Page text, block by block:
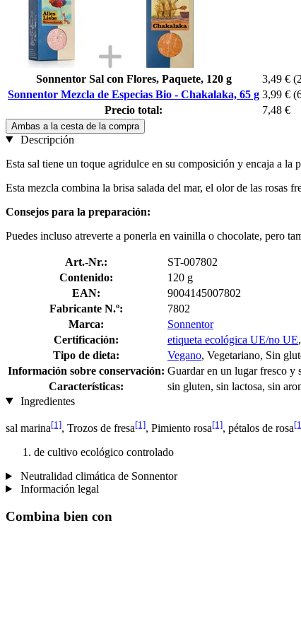
Sonnentor Sal con Flores, Paquete, 120 g 3,49 €
Sonnentor Mezcla de Especias Bio - Chakalaka, 65 g 3,99 €
Precio total:
7,48 €
Ambas a la cesta de la compra
Descripción
Esta sal tiene un toque agridulce en su composición y encaja a la
Esta mezcla combina la brisa salada del mar, el olor de las rosas
Consejos para la preparación:
Puedes incluso atreverte a ponerla en vainilla o chocolate, pero
Art.-Nr.:
ST-007802
Contenido:
120 g
EAN:
9004145007802
Fabricante N.º:
7802
Marca:
Sonnentor
Certificación:
etiqueta ecológica UE/no UE,
Tipo de dieta:
Vegano, Vegetariano, Sin
Información sobre conservación: Guardar en un lugar fresco y
Características:
sin gluten, sin lactosa, sin
Ingredientes
sal marina[1], Trozos de fresa[1], Pimiento rosa[1], pétalos de rosa
de cultivo ecológico controlado
Neutralidad climática de Sonnentor
Información legal
Combina bien con